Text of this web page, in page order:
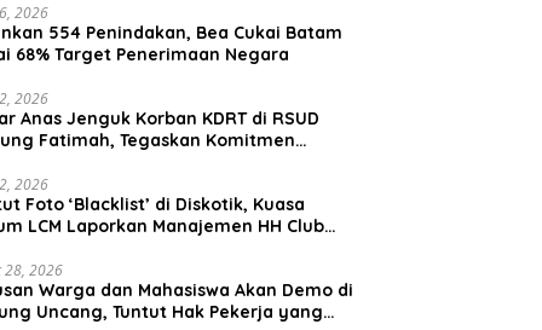
2026
554 Penindakan, Bea Cukai Batam
68% Target Penerimaan Negara
2026
Anas Jenguk Korban KDRT di RSUD
Fatimah, Tegaskan Komitmen
2026
Foto ‘Blacklist’ di Diskotik, Kuasa
LCM Laporkan Manajemen HH Club
28, 2026
Warga dan Mahasiswa Akan Demo di
Uncang, Tuntut Hak Pekerja yang